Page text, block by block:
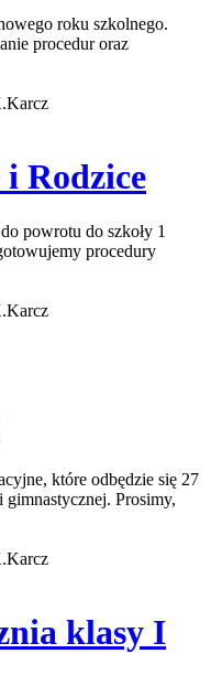
roku szkolnego.
procedur oraz
Rodzice
powrotu do szkoły 1
procedury
które odbędzie się 27
gimnastycznej. Prosimy,
klasy I